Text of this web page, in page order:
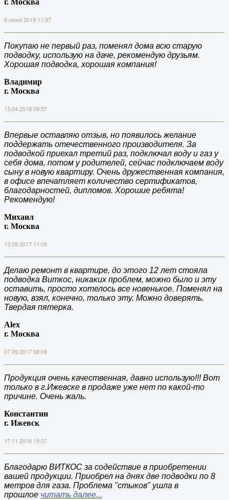
г. Москва
6 июня 2019 11:37
Покупаю не первый раз, поменял дома всю старую
подводку, использую на даче, рекомендую друзьям.
Хорошая подводка, хорошая компания!
Владимир
г. Москва
13.04.2018 09:57
Впервые оставляю отзыв, но появилось желание
поддержать отечественного производителя. За
подводкой приехал третий раз, подключал воду и газ у
себя дома, потом у родителей, сейчас подключаем воду
сыну в новую квартиру. Очень дружественная компания,
в офисе впечатляет количество сертификатов,
благодарностей, дипломов. Хорошие ребята!
Рекомендую!
Михаил
г. Москва
13.09.2017 11:09
Делаю ремонт в квартире, до этого 12 лет стояла
подводка Виткос, никаких проблем, можно было и эту
оставить, просто хотелось все новенькое. Поменял на
новую, взял, конечно, только эту. Можно доверять.
Твердая пятерка.
Alex
г. Москва
07.09.2017 08:09
Продукция очень качественная, давно использую!!! Вот
только в г.Ижевске в продаже уже нет по какой-то
причине. Очень жаль.
Константин
г. Ижевск
17.11.2016 19:37
Благодарю ВИТКОС за содействие в приобретении
вашей продукции. Приобрел на днях две подводки по 8
метров для газа. Проблема "стыков" ушла в
прошлое читать далее...